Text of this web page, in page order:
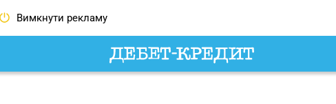
Вимкнути рекламу